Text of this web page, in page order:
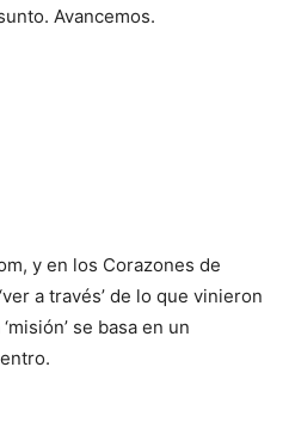
Avancemos.
y en los Corazones de
a través’ de lo que vinieron
se basa en un